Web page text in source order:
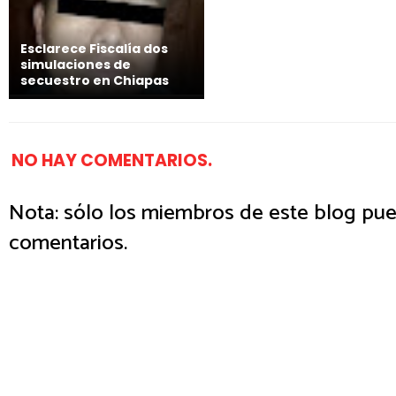
Esclarece Fiscalía dos
simulaciones de
secuestro en Chiapas
NO HAY COMENTARIOS.
Nota: sólo los miembros de este blog
comentarios.